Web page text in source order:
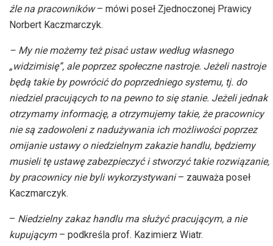
źle na pracowników– mówi poseł Zjednoczonej Prawicy
Norbert Kaczmarczyk.
– My nie możemy też pisać ustaw według własnego
„widzimisię”, ale poprzez społeczne nastroje. Jeżeli nastroje
będą takie by powrócić do poprzedniego systemu, tj. do
niedziel pracujących to na pewno to się stanie. Jeżeli jednak
otrzymamy informację, a otrzymujemy takie, że pracownicy
nie są zadowoleni z nadużywania ich możliwości poprzez
omijanie ustawy o niedzielnym zakazie handlu, będziemy
musieli tę ustawę zabezpieczyć i stworzyć takie rozwiązanie,
by pracownicy nie byli wykorzystywani– zauważa poseł
Kaczmarczyk.
– Niedzielny zakaz handlu ma służyć pracującym, a nie
kupującym– podkreśla prof. Kazimierz Wiatr.